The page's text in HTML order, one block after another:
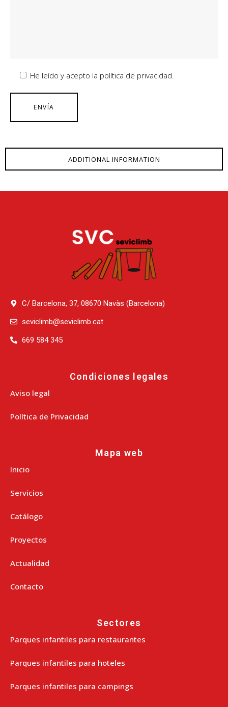
He leído y acepto la política de privacidad.
ADDITIONAL INFORMATION
C/ Barcelona, 37, 08670 Navàs (Barcelona)
seviclimb@seviclimb.cat
669 584 345
Condiciones legales
Aviso legal
Política de Privacidad
Mapa web
Inicio
Servicios
Catálogo
Proyectos
Actualidad
Contacto
Sectores
Parques infantiles para restaurantes
Parques infantiles para hoteles
Parques infantiles para campings